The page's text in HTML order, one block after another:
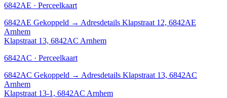
6842AE · Perceelkaart
6842AE Gekoppeld → Adresdetails Klapstraat 12, 6842AE
Arnhem
Klapstraat 13, 6842AC Arnhem
6842AC · Perceelkaart
6842AC Gekoppeld → Adresdetails Klapstraat 13, 6842AC
Arnhem
Klapstraat 13-1, 6842AC Arnhem